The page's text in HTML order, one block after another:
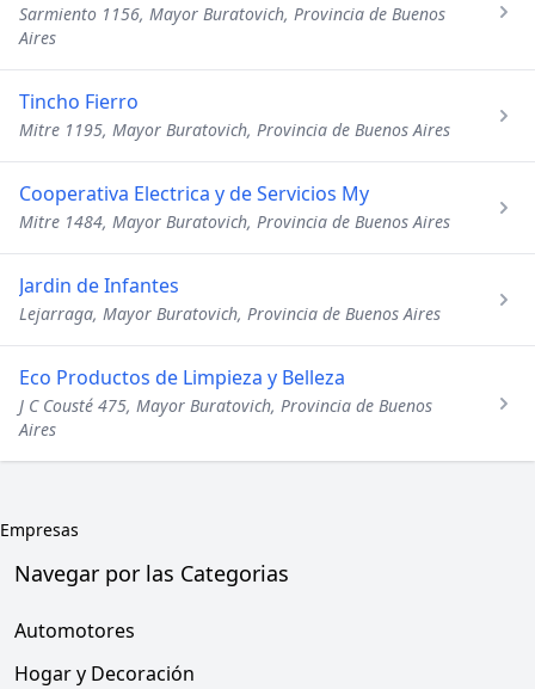
Sarmiento 1156, Mayor Buratovich, Provincia de Buenos
Aires
Tincho Fierro
Mitre 1195, Mayor Buratovich, Provincia de Buenos Aires
Cooperativa Electrica y de Servicios My
Mitre 1484, Mayor Buratovich, Provincia de Buenos Aires
Jardin de Infantes
Lejarraga, Mayor Buratovich, Provincia de Buenos Aires
Eco Productos de Limpieza y Belleza
J C Cousté 475, Mayor Buratovich, Provincia de Buenos
Aires
Empresas
Navegar por las Categorias
Automotores
Hogar y Decoración